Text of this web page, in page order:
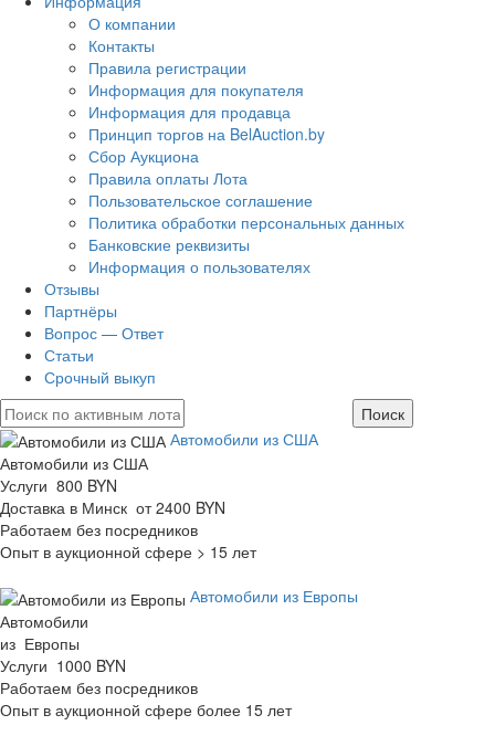
О компании
Контакты
Правила регистрации
Информация для покупателя
Информация для продавца
Принцип торгов на BelAuction.by
Сбор Аукциона
Правила оплаты Лота
Пользовательское соглашение
Политика обработки персональных данных
Банковские реквизиты
Информация о пользователях
Отзывы
Партнёры
Вопрос — Ответ
Статьи
Срочный выкуп
Автомобили из США
Автомобили из США
Услуги 800 BYN
Доставка в Минск от 2400 BYN
Работаем без посредников
Опыт в аукционной сфере > 15 лет
Автомобили из Европы
Автомобили
из Европы
Услуги 1000 BYN
Работаем без посредников
Опыт в аукционной сфере более 15 лет